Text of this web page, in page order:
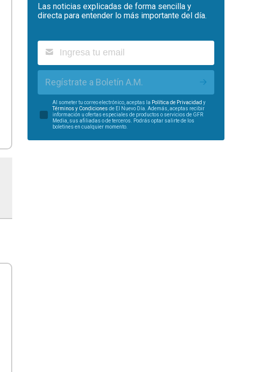
Las noticias explicadas de forma sencilla y
directa para entender lo más importante del día.
Regístrate a Boletín A.M.
Al someter tu correo electrónico, aceptas la Política de Privacidad y
Términos y Condiciones de El Nuevo Día. Además, aceptas recibir
información u ofertas especiales de productos o servicios de GFR
Media, sus afiliadas o de terceros. Podrás optar salirte de los
boletines en cualquier momento.